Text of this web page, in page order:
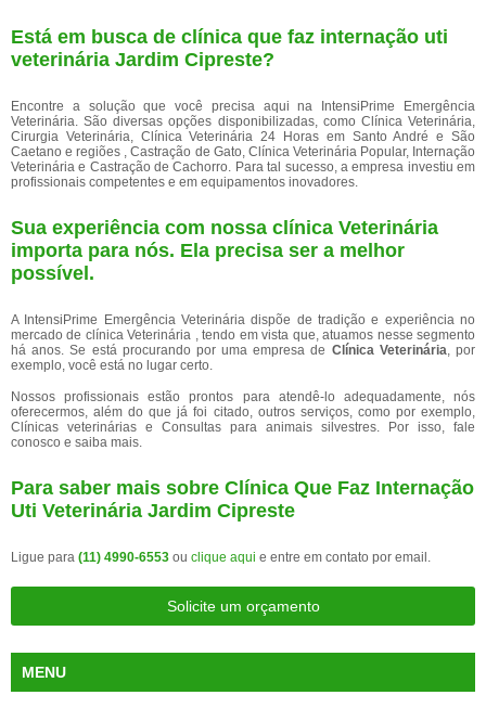
Está em busca de clínica que faz internação uti
veterinária Jardim Cipreste?
Encontre a solução que você precisa aqui na IntensiPrime Emergência
Veterinária. São diversas opções disponibilizadas, como Clínica Veterinária,
Cirurgia Veterinária, Clínica Veterinária 24 Horas em Santo André e São
Caetano e regiões , Castração de Gato, Clínica Veterinária Popular, Internação
Veterinária e Castração de Cachorro. Para tal sucesso, a empresa investiu em
profissionais competentes e em equipamentos inovadores.
Sua experiência com nossa clínica Veterinária
importa para nós. Ela precisa ser a melhor
possível.
A IntensiPrime Emergência Veterinária dispõe de tradição e experiência no
mercado de clínica Veterinária , tendo em vista que, atuamos nesse segmento
há anos. Se está procurando por uma empresa de Clínica Veterinária, por
exemplo, você está no lugar certo.
Nossos profissionais estão prontos para atendê-lo adequadamente, nós
oferecermos, além do que já foi citado, outros serviços, como por exemplo,
Clínicas veterinárias e Consultas para animais silvestres. Por isso, fale
conosco e saiba mais.
Para saber mais sobre Clínica Que Faz Internação
Uti Veterinária Jardim Cipreste
Ligue para (11) 4990-6553 ou clique aqui e entre em contato por email.
Solicite um orçamento
MENU